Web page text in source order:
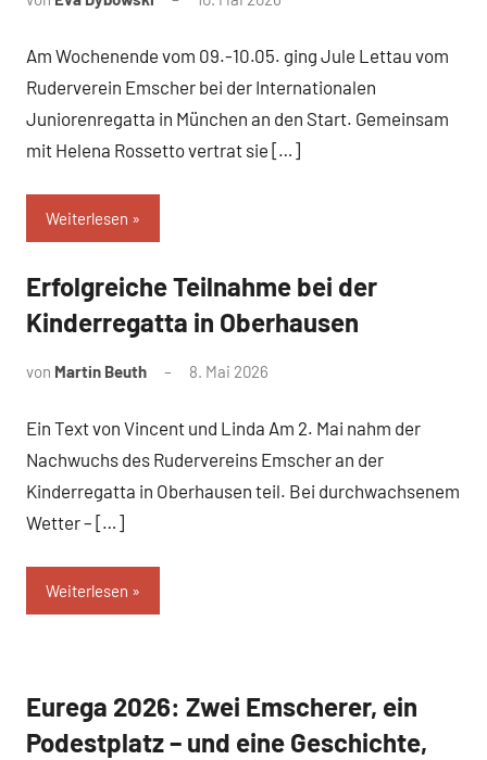
Am Wochenende vom 09.-10.05. ging Jule Lettau vom
Ruderverein Emscher bei der Internationalen
Juniorenregatta in München an den Start. Gemeinsam
mit Helena Rossetto vertrat sie […]
Weiterlesen
News
Erfolgreiche Teilnahme bei der
Kinderregatta in Oberhausen
von Martin Beuth 8. Mai 2026
Ein Text von Vincent und Linda Am 2. Mai nahm der
Nachwuchs des Rudervereins Emscher an der
Kinderregatta in Oberhausen teil. Bei durchwachsenem
Wetter – […]
Weiterlesen
News
Eurega 2026: Zwei Emscherer, ein
Podestplatz – und eine Geschichte,